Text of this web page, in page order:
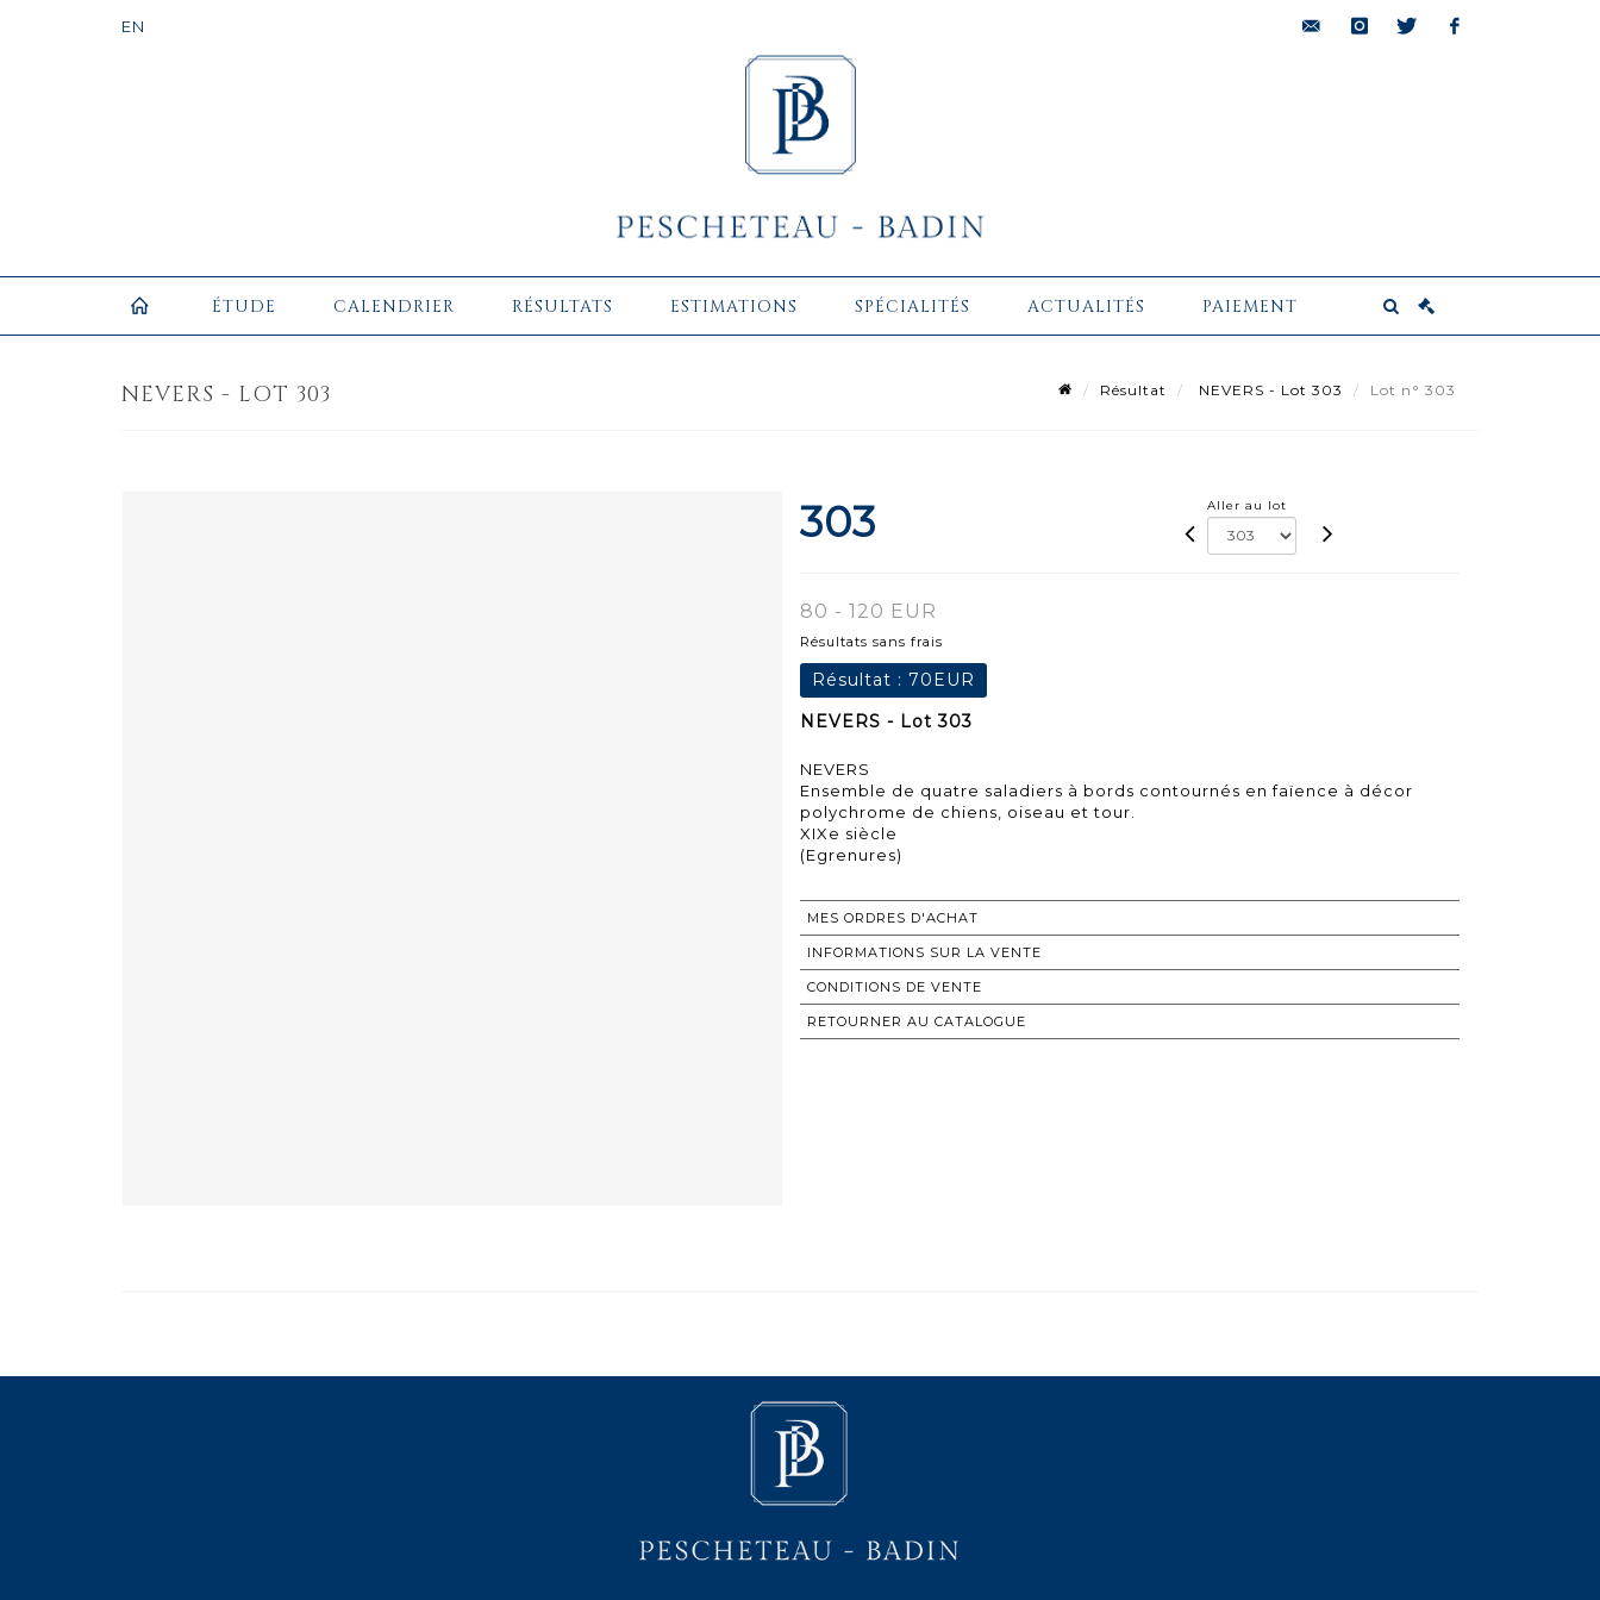
ÉTUDE CALENDRIER RÉSULTATS ESTIMATIONS SPÉCIALITÉS ACTUALITÉS PAIEMENT
NEVERS - LOT 303 Résultat NEVERS - Lot 303 Lot n° 303
303 Aller au lot
80 - 120 EUR
Résultats sans frais
Résultat : 70EUR
NEVERS - Lot 303
NEVERS
Ensemble de quatre saladiers à bords contournés en faïence à décor
polychrome de chiens, oiseau et tour.
XIXe siècle
(Egrenures)
MES ORDRES D'ACHAT
INFORMATIONS SUR LA VENTE
CONDITIONS DE VENTE
RETOURNER AU CATALOGUE